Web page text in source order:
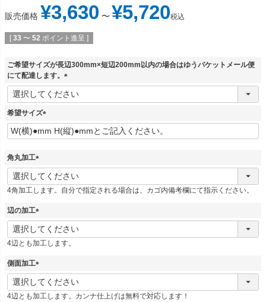
販売価格 ¥3,630 〜 ¥5,720税込
[ 33 〜 52 ポイント進呈 ]
ご希望サイズが長辺300mm×短辺200mm以内の場合はゆうパケットメール便
にて配達します。
(
必
希望サイズ
(
必
角丸加工
(
必
須
4角加工します。自分で指定される場合は、カゴ内備考欄にて指示ください。
辺の加工
(
必
須
4辺とも加工します。
側面加工
(
必
須
4辺とも加工します。カンナ仕上げは無料で対応します！